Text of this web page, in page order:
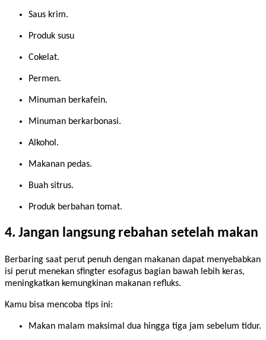
Saus krim.
Produk susu
Cokelat.
Permen.
Minuman berkafein.
Minuman berkarbonasi.
Alkohol.
Makanan pedas.
Buah sitrus.
Produk berbahan tomat.
4. Jangan langsung rebahan setelah makan
Berbaring saat perut penuh dengan makanan dapat menyebabkan
isi perut menekan sfingter esofagus bagian bawah lebih keras,
meningkatkan kemungkinan makanan refluks.
Kamu bisa mencoba tips ini:
Makan malam maksimal dua hingga tiga jam sebelum tidur.